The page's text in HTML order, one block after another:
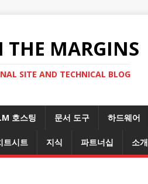
THE MARGINS
SITE AND TECHNICAL BLOG
호스팅 문서 도구 하드웨어
트시트 지식 파트너십 소개